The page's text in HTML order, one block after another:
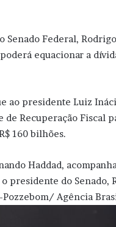
Federal,
equacionar a
ao presidente Luiz
de Recuperação Fiscal
160 bilhões.